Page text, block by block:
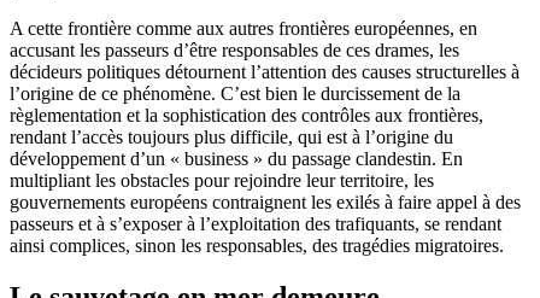
A cette frontière comme aux autres frontières européennes, en
accusant les passeurs d’être responsables de ces drames, les
décideurs politiques détournent l’attention des causes structurelles à
l’origine de ce phénomène. C’est bien le durcissement de la
règlementation et la sophistication des contrôles aux frontières,
rendant l’accès toujours plus difficile, qui est à l’origine du
développement d’un « business » du passage clandestin. En
multipliant les obstacles pour rejoindre leur territoire, les
gouvernements européens contraignent les exilés à faire appel à des
passeurs et à s’exposer à l’exploitation des trafiquants, se rendant
ainsi complices, sinon les responsables, des tragédies migratoires.